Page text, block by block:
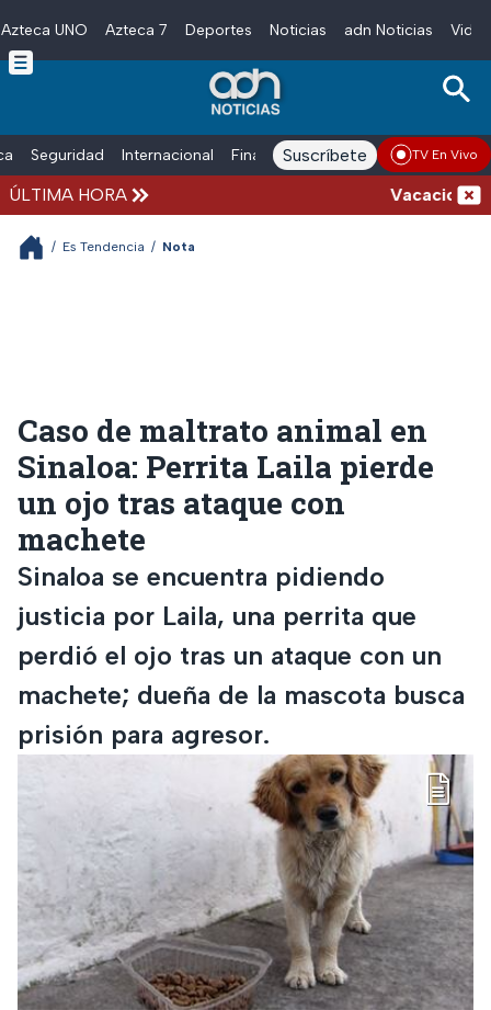
Skip to main content
Azteca UNO Azteca 7 Deportes Noticias adn Noticias
Seguridad Internacional Finanzas adn Noticias Radio
Suscríbete TV En Vivo
ÚLTIMA HORA Vacaciones
/ Es Tendencia / Nota
Caso de maltrato animal en
Sinaloa: Perrita Laila pierde
un ojo tras ataque con
machete
Sinaloa se encuentra pidiendo
justicia por Laila, una perrita que
perdió el ojo tras un ataque con un
machete; dueña de la mascota busca
prisión para agresor.